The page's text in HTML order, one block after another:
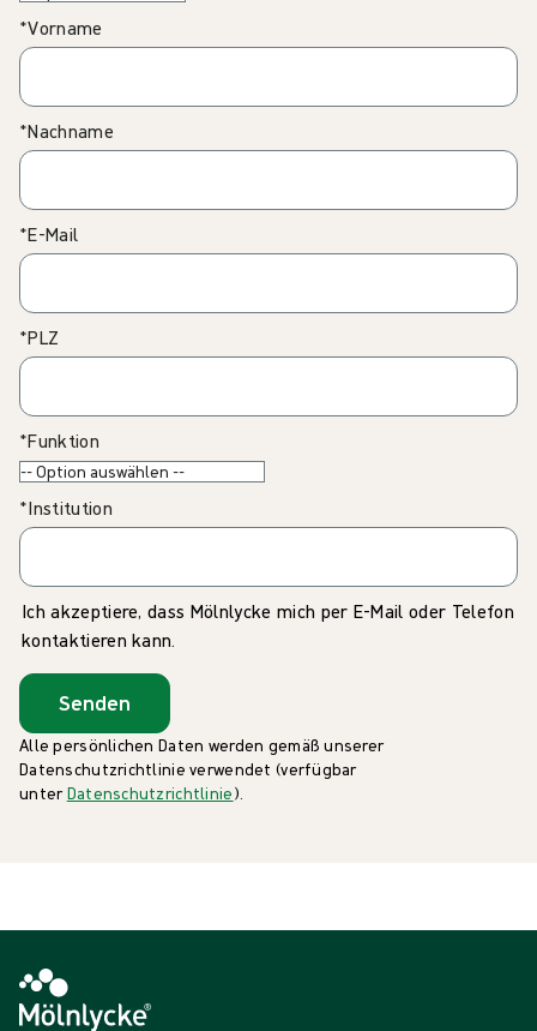
*Vorname
*Nachname
*E-Mail
*PLZ
*Funktion
*Institution
Ich akzeptiere, dass Mölnlycke mich per E-Mail oder Telefon
kontaktieren kann.
Senden
Alle persönlichen Daten werden gemäß unserer
Datenschutzrichtlinie verwendet (verfügbar
unterDatenschutzrichtlinie).